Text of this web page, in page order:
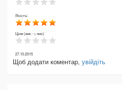
Якість:
Ціни (вис -> низ):
27.10.2015
Щоб додати коментар, увійдіть